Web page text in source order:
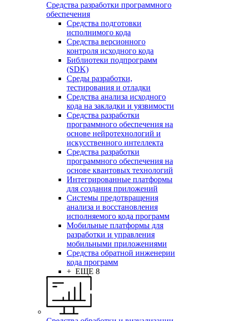
Средства разработки программного
обеспечения
Средства подготовки
исполнимого кода
Средства версионного
контроля исходного кода
Библиотеки подпрограмм
(SDK)
Среды разработки,
тестирования и отладки
Средства анализа исходного
кода на закладки и уязвимости
Средства разработки
программного обеспечения на
основе нейротехнологий и
искусственного интеллекта
Средства разработки
программного обеспечения на
основе квантовых технологий
Интегрированные платформы
для создания приложений
Системы предотвращения
анализа и восстановления
исполняемого кода программ
Мобильные платформы для
разработки и управления
мобильными приложениями
Средства обратной инженерии
кода программ
+ ЕЩЕ 8